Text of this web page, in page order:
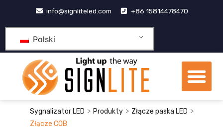
treści
info@signliteled.com +86 15814478470
Polski
Sygnalizator LED > Produkty > Złącze paska LED >
Złącze COB